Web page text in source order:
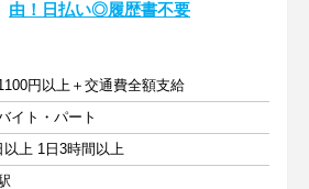
由！日払い◎履歴書不要
円以上＋交通費全額支給
イト・パート
以上 1日3時間以上